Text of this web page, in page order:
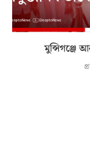
মুন্সিগঞ্জে